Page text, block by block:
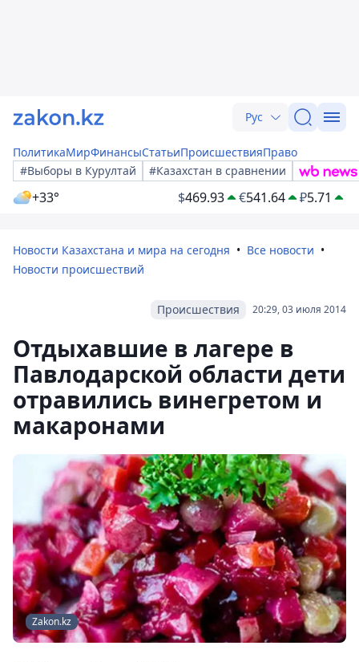
Рус
ПолитикаМирФинансыСтатьиПроисшествияПраво
#Выборы в Курултай
#Казахстан в сравнении
+33° $469.93 €541.64 ₽5.71
Новости Казахстана и мира на сегодня
Все новости
Новости происшествий
20:29, 03 июля 2014
Происшествия
Отдыхавшие в лагере в
Павлодарской области дети
отравились винегретом и
макаронами
Zakon.kz